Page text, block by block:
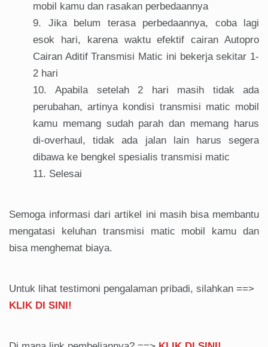
mobil kamu dan rasakan perbedaannya
Jika belum terasa perbedaannya, coba lagi
esok hari, karena waktu efektif cairan Autopro
Cairan Aditif Transmisi Matic ini bekerja sekitar 1-
2 hari
Apabila setelah 2 hari masih tidak ada
perubahan, artinya kondisi transmisi matic mobil
kamu memang sudah parah dan memang harus
di-overhaul, tidak ada jalan lain harus segera
dibawa ke bengkel spesialis transmisi matic
Selesai
Semoga informasi dari artikel ini masih bisa membantu
mengatasi keluhan transmisi matic mobil kamu dan
bisa menghemat biaya.
Untuk lihat testimoni pengalaman pribadi, silahkan ==>
KLIK DI SINI!